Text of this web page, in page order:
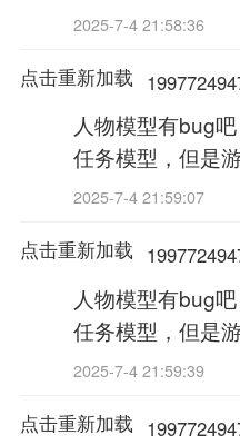
2025-7-4 21:58:36
点击重新加载
人物模型有bug
任务模型，但是
2025-7-4 21:59:07
点击重新加载
人物模型有bug
任务模型，但是
2025-7-4 21:59:39
点击重新加载